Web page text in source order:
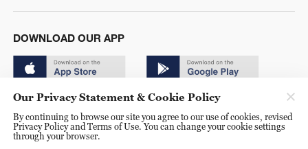
DOWNLOAD OUR APP
© China Radio International.CRI. All Rights Reserved. 16A
Our Privacy Statement & Cookie Policy
By continuing to browse our site you agree to our use of cookies, revised
Privacy Policy and Terms of Use. You can change your cookie settings
through your browser.